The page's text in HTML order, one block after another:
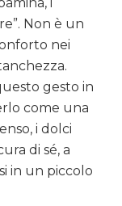
i
Non è un
nei
gesto in
come una
i dolci
di sé, a
in un piccolo